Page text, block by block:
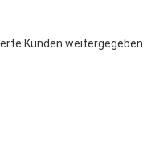
Kunden weitergegeben.